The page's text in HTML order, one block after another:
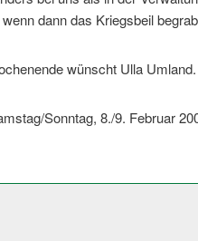
dann das Kriegsbeil
wünscht Ulla Umland.
Sonntag, 8./9. Februar